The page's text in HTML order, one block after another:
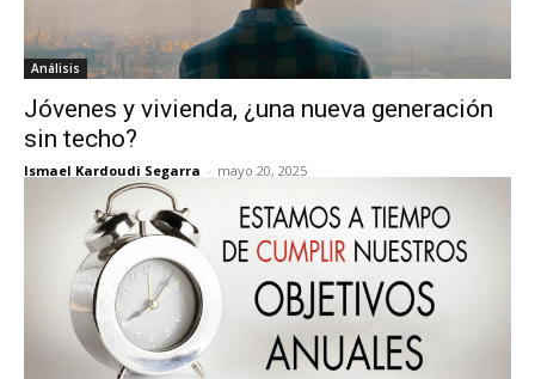
Análisis
Jóvenes y vivienda, ¿una nueva generación
sin techo?
Ismael Kardoudi Segarra - mayo 20, 2025